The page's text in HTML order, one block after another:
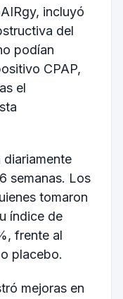
incluyó
del
podían
CPAP,
el
semanas. Los
tomaron
índice de
frente al
placebo.
mejoras en